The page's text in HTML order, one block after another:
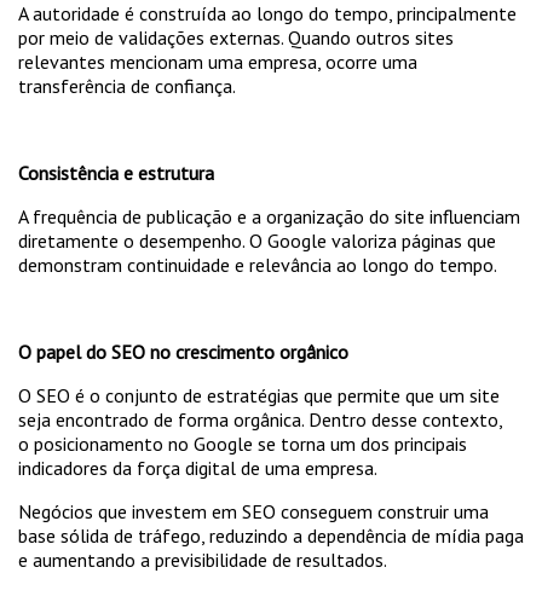
A autoridade é construída ao longo do tempo, principalmente
por meio de validações externas. Quando outros sites
relevantes mencionam uma empresa, ocorre uma
transferência de confiança.
Consistência e estrutura
A frequência de publicação e a organização do site influenciam
diretamente o desempenho. O Google valoriza páginas que
demonstram continuidade e relevância ao longo do tempo.
O papel do SEO no crescimento orgânico
O SEO é o conjunto de estratégias que permite que um site
seja encontrado de forma orgânica. Dentro desse contexto,
o posicionamento no Google se torna um dos principais
indicadores da força digital de uma empresa.
Negócios que investem em SEO conseguem construir uma
base sólida de tráfego, reduzindo a dependência de mídia paga
e aumentando a previsibilidade de resultados.